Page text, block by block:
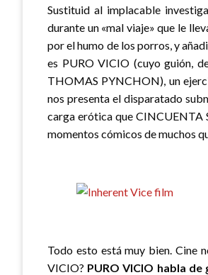
Sustituid al implacable
durante un «mal viaje» que le
por el humo de los porros, y
es PURO VICIO (cuyo guión,
THOMAS PYNCHON), un
nos presenta el disparatado
carga erótica que CINCUENTA
momentos cómicos de muchos
Todo esto está muy bien. Cine
VICIO? PURO VICIO habla